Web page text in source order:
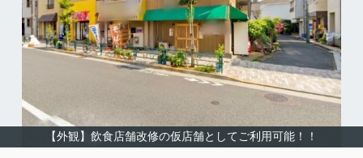
【外観】飲食店舗改修の仮店舗としてご利用可能！！